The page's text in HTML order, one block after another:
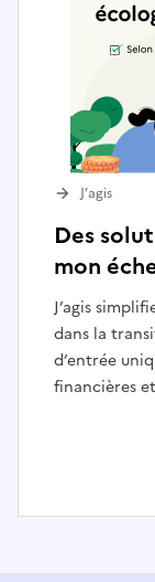
Des
mon
J’agis
dans la
d’entrée
financières
J’agis